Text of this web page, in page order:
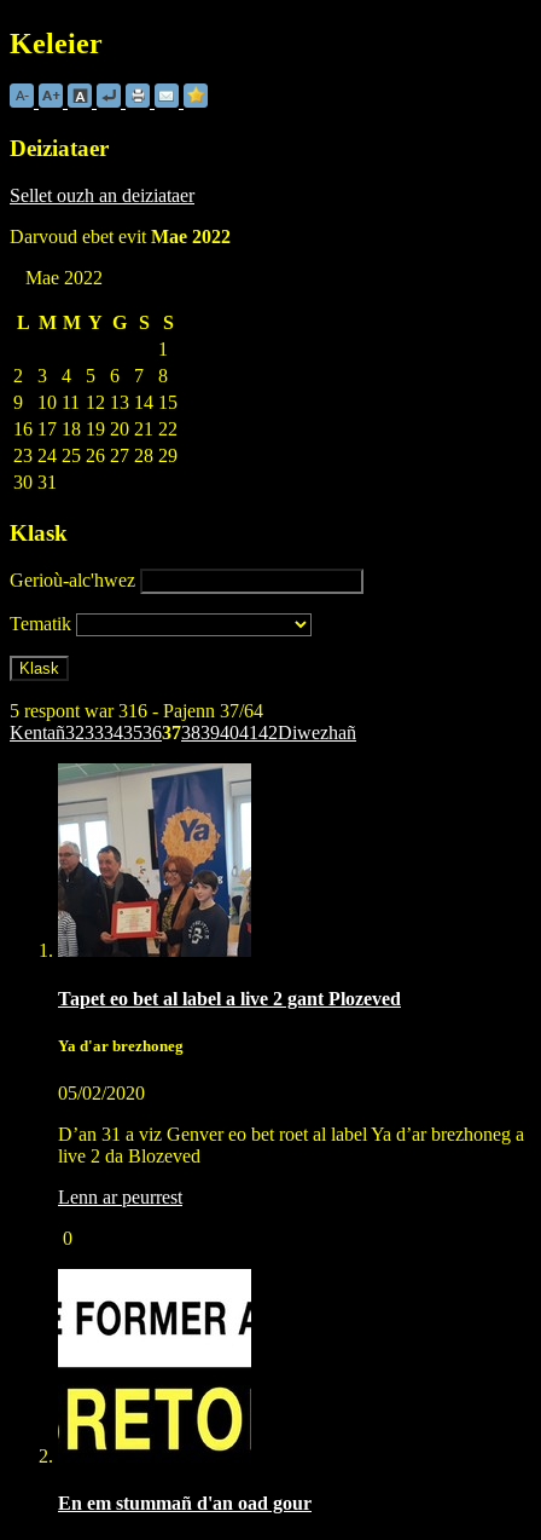
Keleier
Deiziataer
Sellet ouzh an deiziataer
Darvoud ebet evit Mae 2022
Mae 2022
L M M Y G S
S
1
2
3 4 5 6 7
8
9
10 11 12 13 14 15
16 17 18 19 20 21 22
23 24 25 26 27 28 29
30 31
Klask
Gerioù-alc'hwez
Tematik
5 respont war 316 - Pajenn 37/64
Kentañ3233343536373839404142Diwezhañ
Tapet eo bet al label a live 2 gant Plozeved
Ya d'ar brezhoneg
05/02/2020
D’an 31 a viz Genver eo bet roet al label Ya d’ar brezhoneg a
live 2 da Blozeved
Lenn ar peurrest
0
En em stummañ d'an oad gour